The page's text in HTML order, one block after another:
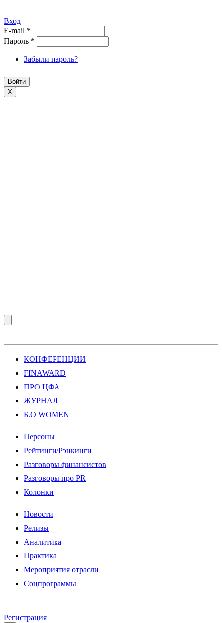
Вход
E-mail *
Пароль *
Забыли пароль?
X
КОНФЕРЕНЦИИ
FINAWARD
ПРО ЦФА
ЖУРНАЛ
Б.О WOMEN
Персоны
Рейтинги/Рэнкинги
Разговоры финансистов
Разговоры про PR
Колонки
Новости
Релизы
Аналитика
Практика
Мероприятия отрасли
Соцпрограммы
Регистрация